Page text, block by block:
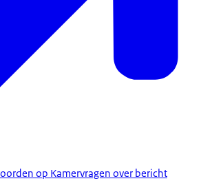
op Kamervragen over bericht